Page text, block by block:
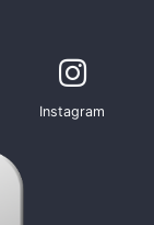
Instagram